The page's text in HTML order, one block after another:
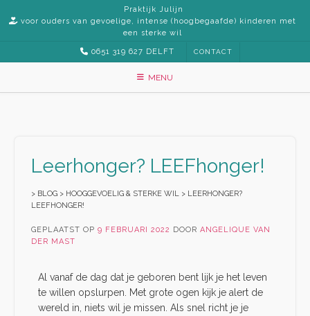
Praktijk Julijn
voor ouders van gevoelige, intense (hoogbegaafde) kinderen met
een sterke wil
0651 319 627 DELFT CONTACT
MENU
Leerhonger? LEEFhonger!
> BLOG > HOOGGEVOELIG & STERKE WIL > LEERHONGER?
LEEFHONGER!
GEPLAATST OP 9 FEBRUARI 2022 DOOR ANGELIQUE VAN
DER MAST
Al vanaf de dag dat je geboren bent lijk je het leven
te willen opslurpen. Met grote ogen kijk je alert de
wereld in, niets wil je missen. Als snel richt je je